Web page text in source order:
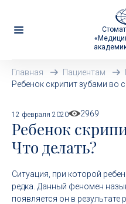
Главная Пациентам
Ребенок скрипит зубами во
12 февраля 2020 2969
Ребенок
Что делать?
Ситуация, при которой
редка. Данный феномен
появляется он в результате